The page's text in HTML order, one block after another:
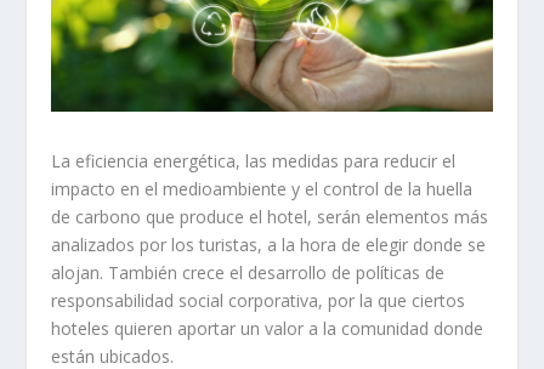
La eficiencia energética, las medidas para reducir el
impacto en el medioambiente y el control de la huella
de carbono que produce el hotel, serán elementos más
analizados por los turistas, a la hora de elegir donde se
alojan. También crece el desarrollo de políticas de
responsabilidad social corporativa, por la que ciertos
hoteles quieren aportar un valor a la comunidad donde
están ubicados.